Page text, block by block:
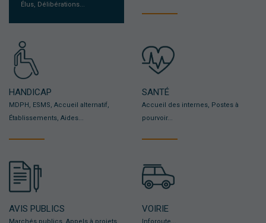
Élus, Délibérations...
HANDICAP
MDPH, ESMS, Accueil alternatif,
Établissements, Aides...
SANTÉ
Accueil des internes, Postes à
pourvoir...
AVIS PUBLICS VOIRIE